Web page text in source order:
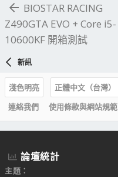
BIOSTAR RACING
Z490GTA EVO + Core i5-
10600KF 開箱測試
新訊
淺色明亮
正體中文（台灣）
連絡我們
使用條款與網站規範
論壇統計
主題